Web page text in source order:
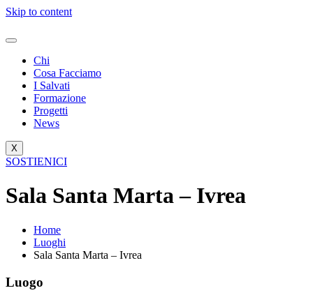
Skip to content
Chi
Cosa Facciamo
I Salvati
Formazione
Progetti
News
X
SOSTIENICI
Sala Santa Marta – Ivrea
Home
Luoghi
Sala Santa Marta – Ivrea
Luogo